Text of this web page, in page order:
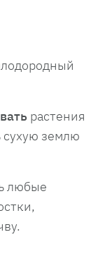
растения
сухую землю
любые